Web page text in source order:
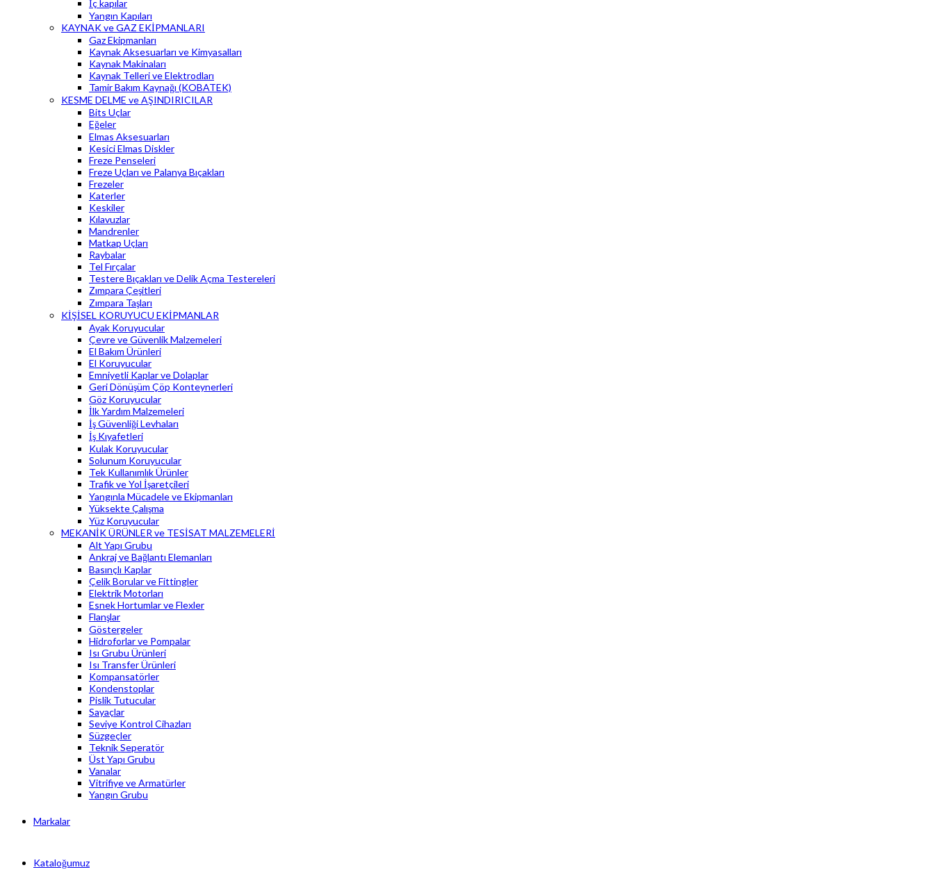
İç kapılar
Yangın Kapıları
KAYNAK ve GAZ EKİPMANLARI
Gaz Ekipmanları
Kaynak Aksesuarları ve Kimyasalları
Kaynak Makinaları
Kaynak Telleri ve Elektrodları
Tamir Bakım Kaynağı (KOBATEK)
KESME DELME ve AŞINDIRICILAR
Bits Uçlar
Eğeler
Elmas Aksesuarları
Kesici Elmas Diskler
Freze Penseleri
Freze Uçları ve Palanya Bıçakları
Frezeler
Katerler
Keskiler
Kılavuzlar
Mandrenler
Matkap Uçları
Raybalar
Tel Fırçalar
Testere Bıçakları ve Delik Açma Testereleri
Zımpara Çeşitleri
Zımpara Taşları
KİŞİSEL KORUYUCU EKİPMANLAR
Ayak Koruyucular
Çevre ve Güvenlik Malzemeleri
El Bakım Ürünleri
El Koruyucular
Emniyetli Kaplar ve Dolaplar
Geri Dönüşüm Çöp Konteynerleri
Göz Koruyucular
İlk Yardım Malzemeleri
İş Güvenliği Levhaları
İş Kıyafetleri
Kulak Koruyucular
Solunum Koruyucular
Tek Kullanımlık Ürünler
Trafik ve Yol İşaretçileri
Yangınla Mücadele ve Ekipmanları
Yüksekte Çalışma
Yüz Koruyucular
MEKANİK ÜRÜNLER ve TESİSAT MALZEMELERİ
Alt Yapı Grubu
Ankraj ve Bağlantı Elemanları
Basınçlı Kaplar
Çelik Borular ve Fittingler
Elektrik Motorları
Esnek Hortumlar ve Flexler
Flanşlar
Göstergeler
Hidroforlar ve Pompalar
Isı Grubu Ürünleri
Isı Transfer Ürünleri
Kompansatörler
Kondenstoplar
Pislik Tutucular
Sayaçlar
Seviye Kontrol Cihazları
Süzgeçler
Teknik Seperatör
Üst Yapı Grubu
Vanalar
Vitrifiye ve Armatürler
Yangın Grubu
Markalar
Kataloğumuz